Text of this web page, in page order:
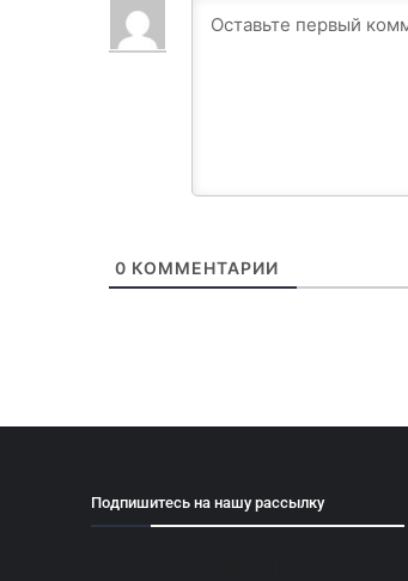
0 КОММЕНТАРИИ
Подпишитесь на нашу рассылку